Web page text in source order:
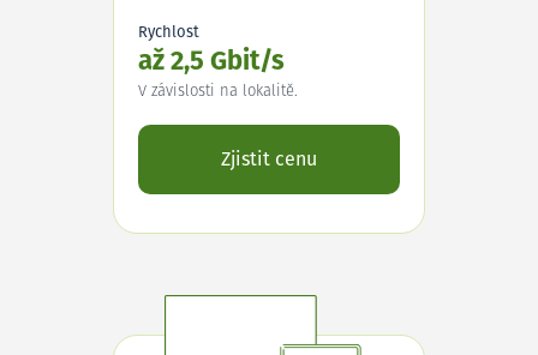
Rychlost
až 2,5 Gbit/s
V závislosti na lokalitě.
Zjistit cenu